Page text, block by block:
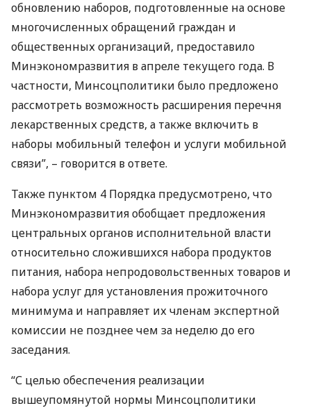
обновлению наборов, подготовленные на основе
многочисленных обращений граждан и
общественных организаций, предоставило
Минэкономразвития в апреле текущего года. В
частности, Минсоцполитики было предложено
рассмотреть возможность расширения перечня
лекарственных средств, а также включить в
наборы мобильный телефон и услуги мобильной
связи”, – говорится в ответе.
Также пунктом 4 Порядка предусмотрено, что
Минэкономразвития обобщает предложения
центральных органов исполнительной власти
относительно сложившихся набора продуктов
питания, набора непродовольственных товаров и
набора услуг для установления прожиточного
минимума и направляет их членам экспертной
комиссии не позднее чем за неделю до его
заседания.
“С целью обеспечения реализации
вышеупомянутой нормы Минсоцполитики